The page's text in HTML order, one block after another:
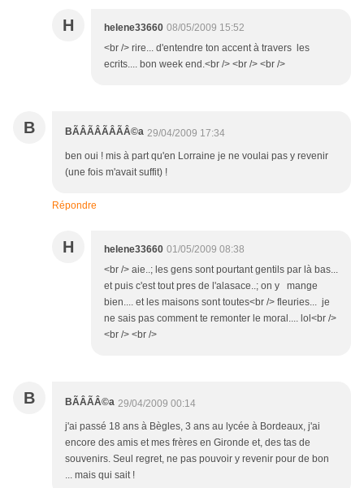
H helene33660 08/05/2009 15:52
<br /> rire... d'entendre ton accent à travers les
ecrits.... bon week end.<br /> <br /> <br />
B BÃÂÃÂÃÂÃÂ©a 29/04/2009 17:34
ben oui ! mis à part qu'en Lorraine je ne voulai pas y revenir
(une fois m'avait suffit) !
Répondre
H helene33660 01/05/2009 08:38
<br /> aie..; les gens sont pourtant gentils par là bas...
et puis c'est tout pres de l'alasace..; on y mange
bien.... et les maisons sont toutes<br /> fleuries... je
ne sais pas comment te remonter le moral.... lol<br />
<br /> <br />
B BÃÂÃÂ©a 29/04/2009 00:14
j'ai passé 18 ans à Bègles, 3 ans au lycée à Bordeaux, j'ai
encore des amis et mes frères en Gironde et, des tas de
souvenirs. Seul regret, ne pas pouvoir y revenir pour de bon
... mais qui sait !